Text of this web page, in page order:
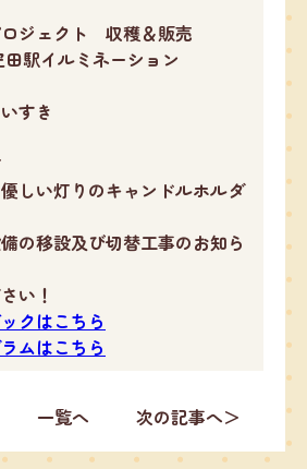
ロジェクト 収穫＆販売
田駅イルミネーション
すき
しい灯りのキャンドルホルダ
の移設及び切替工事のお知ら
い！
クはこちら
ムはこちら
一覧へ 次の記事へ＞